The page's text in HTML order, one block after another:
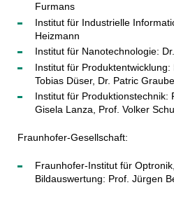
Furmans
Institut für Industrielle
Heizmann
Institut für Nanotechnologie:
Institut für Produktentwicklung:
Tobias Düser, Dr. Patric
Institut für Produktionstechnik:
Gisela Lanza, Prof. Volker
Fraunhofer-Gesellschaft:
Fraunhofer-Institut für
Bildauswertung: Prof. Jürgen